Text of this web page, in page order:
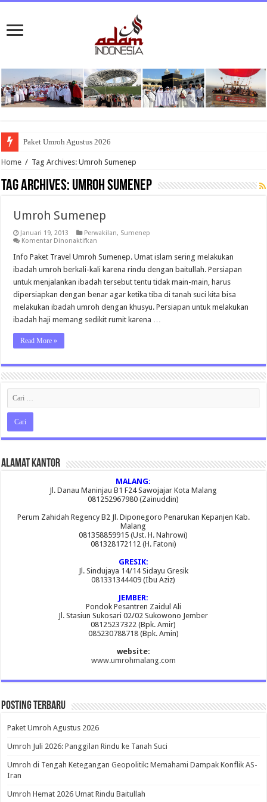
Paket Umroh Agustus 2026
Home / Tag Archives: Umroh Sumenep
Tag Archives: Umroh Sumenep
Umroh Sumenep
Januari 19, 2013 Perwakilan, Sumenep
Komentar Dinonaktifkan
Sumenep
Info Paket Travel Umroh Sumenep. Umat islam sering melakukan
ibadah umroh berkali-kali karena rindu dengan baitullah. Persiapan
untuk menjalankan ibadah tersebut tentu tidak main-main, harus
dipersiapkan dengan benar agar ketika tiba di tanah suci kita bisa
melakukan ibadah umroh dengan khusyu. Persiapan untuk melakukan
ibadah haji memang sedikit rumit karena …
Read More »
Alamat Kantor
MALANG:
Jl. Danau Maninjau B1 F24 Sawojajar Kota Malang
081252967980 (Zainuddin)
Perum Zahidah Regency B2 Jl. Diponegoro Penarukan Kepanjen Kab.
Malang
081358859915 (Ust. H. Nahrowi)
081328172112 (H. Fatoni)
GRESIK:
Jl. Sindujaya 14/14 Sidayu Gresik
081331344409 (Ibu Aziz)
JEMBER:
Pondok Pesantren Zaidul Ali
Jl. Stasiun Sukosari 02/02 Sukowono Jember
08125237322 (Bpk. Amir)
085230788718 (Bpk. Amin)
website:
www.umrohmalang.com
Posting Terbaru
Paket Umroh Agustus 2026
Umroh Juli 2026: Panggilan Rindu ke Tanah Suci
Umroh di Tengah Ketegangan Geopolitik: Memahami Dampak Konflik AS-
Iran
Umroh Hemat 2026 Umat Rindu Baitullah